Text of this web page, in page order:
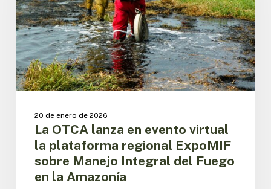
virtual
la
plataforma
regional
ExpoMIF
sobre
Manejo
Amazonía
20 de enero de 2026
La OTCA lanza en evento virtual
la plataforma regional ExpoMIF
sobre Manejo Integral del Fuego
en la Amazonía